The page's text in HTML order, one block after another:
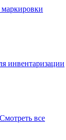
инвентаризации
Смотреть все